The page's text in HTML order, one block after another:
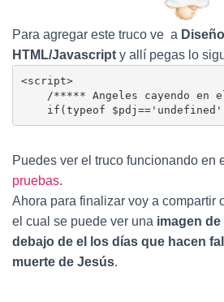
Para agregar este truco ve a
HTML/Javascript y allí pegas lo
<script>
/***** Angeles cayendo en
if(typeof
Puedes ver el truco funcionando en
pruebas.
Ahora para finalizar voy a compartir
el cual se puede ver una imagen
debajo de el los días que hacen
muerte de Jesús.